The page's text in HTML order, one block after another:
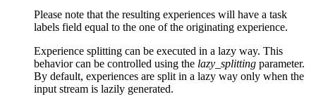
Please note that the resulting experiences will have a task
labels field equal to the one of the originating experience.
Experience splitting can be executed in a lazy way. This
behavior can be controlled using the lazy_splitting parameter.
By default, experiences are split in a lazy way only when the
input stream is lazily generated.